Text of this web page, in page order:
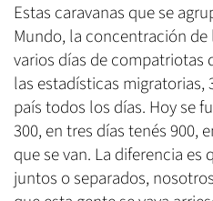
Estas caravanas que se
Mundo, la concentración de
varios días de compatriotas
las estadísticas
país todos los días. Hoy se
300, en tres días tenés 900,
que se van. La diferencia es
juntos o separados,